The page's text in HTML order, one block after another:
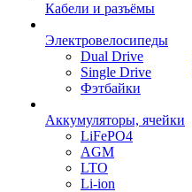
Кабели и разъёмы
Электровелосипеды
Dual Drive
Single Drive
Фэтбайки
Аккумуляторы, ячейки
LiFePO4
AGM
LTO
Li-ion